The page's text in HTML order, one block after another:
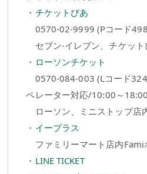
・ チケットぴあ
0570-02-9999 (Pコード
セブン-イレブン、チケット
・ ローソンチケット
0570-084-003 (Lコード
ペレーター対応/10:00～
ローソン、ミニストップ店
・ イープラス
ファミリーマート店内Fami
・ LINE TICKET